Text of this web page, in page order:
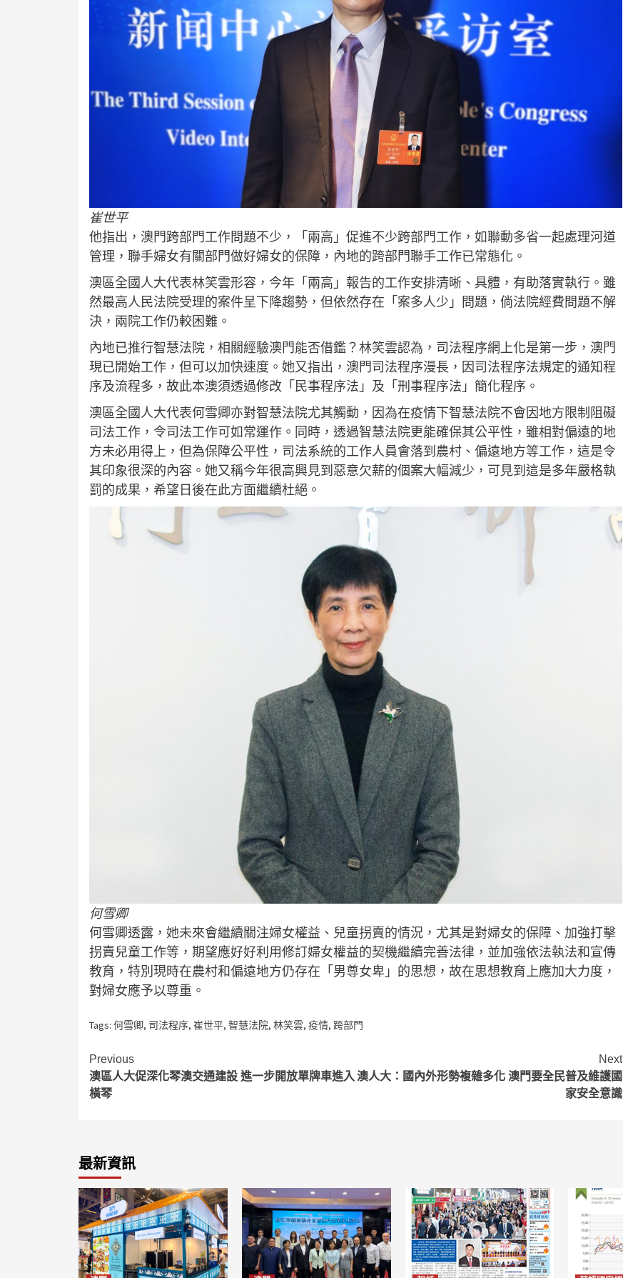
崔世平
他指出，澳門跨部門工作問題不少，「兩高」促進不少跨部門工作，如聯動多省一起處理河道
管理，聯手婦女有關部門做好婦女的保障，內地的跨部門聯手工作已常態化。
澳區全國人大代表林笑雲形容，今年「兩高」報告的工作安排清晰、具體，有助落實執行。雖
然最高人民法院受理的案件呈下降趨勢，但依然存在「案多人少」問題，倘法院經費問題不解
決，兩院工作仍較困難。
內地已推行智慧法院，相關經驗澳門能否借鑑？林笑雲認為，司法程序網上化是第一步，澳門
現已開始工作，但可以加快速度。她又指出，澳門司法程序漫長，因司法程序法規定的通知程
序及流程多，故此本澳須透過修改「民事程序法」及「刑事程序法」簡化程序。
澳區全國人大代表何雪卿亦對智慧法院尤其觸動，因為在疫情下智慧法院不會因地方限制阻礙
司法工作，令司法工作可如常運作。同時，透過智慧法院更能確保其公平性，雖相對偏遠的地
方未必用得上，但為保障公平性，司法系統的工作人員會落到農村、偏遠地方等工作，這是令
其印象很深的內容。她又稱今年很高興見到惡意欠薪的個案大幅減少，可見到這是多年嚴格執
罰的成果，希望日後在此方面繼續杜絕。
何雪卿
何雪卿透露，她未來會繼續關注婦女權益、兒童拐賣的情況，尤其是對婦女的保障、加強打擊
拐賣兒童工作等，期望應好好利用修訂婦女權益的契機繼續完善法律，並加強依法執法和宣傳
教育，特別現時在農村和偏遠地方仍存在「男尊女卑」的思想，故在思想教育上應加大力度，
對婦女應予以尊重。
Tags: 何雪卿, 司法程序, 崔世平, 智慧法院, 林笑雲, 疫情, 跨部門
Continue
Reading
Previous
澳區人大促深化琴澳交通建設 進一步開放單牌車進入
橫琴
Next
澳人大：國內外形勢複雜多化 澳門要全民普及維護國
家安全意識
最新資訊